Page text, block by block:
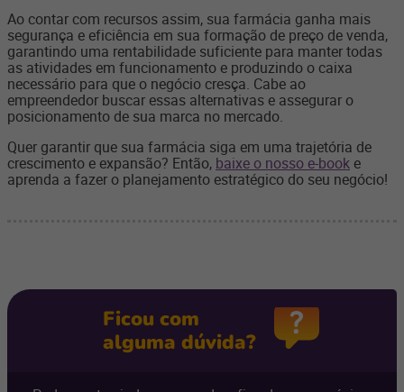
Ao contar com recursos assim, sua farmácia ganha mais
segurança e eficiência em sua formação de preço de venda,
garantindo uma rentabilidade suficiente para manter todas
as atividades em funcionamento e produzindo o caixa
necessário para que o negócio cresça. Cabe ao
empreendedor buscar essas alternativas e assegurar o
posicionamento de sua marca no mercado.
Quer garantir que sua farmácia siga em uma trajetória de
crescimento e expansão? Então, baixe o nosso e-book e
aprenda a fazer o planejamento estratégico do seu negócio!
Ficou com
alguma dúvida?